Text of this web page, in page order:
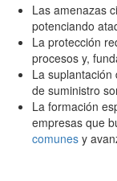
Las amenazas
potenciando
La protección
procesos y,
La
de suministro
La formación
empresas que
comunes y